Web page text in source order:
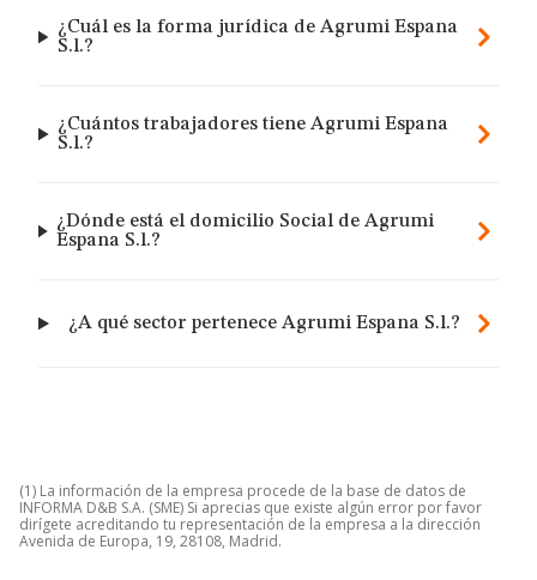
¿Cuál es la forma jurídica de Agrumi Espana
S.l.?
¿Cuántos trabajadores tiene Agrumi Espana
S.l.?
¿Dónde está el domicilio Social de Agrumi
Espana S.l.?
¿A qué sector pertenece Agrumi Espana S.l.?
(1) La información de la empresa procede de la base de datos de
INFORMA D&B S.A. (SME) Si aprecias que existe algún error por favor
dirígete acreditando tu representación de la empresa a la dirección
Avenida de Europa, 19, 28108, Madrid.